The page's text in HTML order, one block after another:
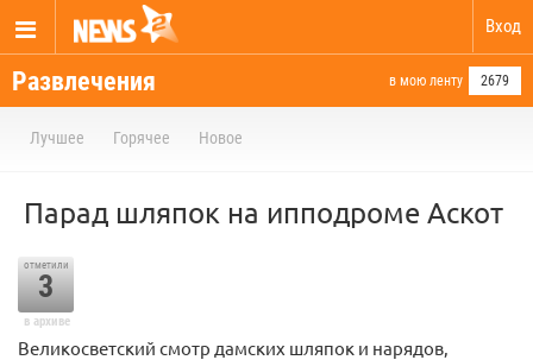
Вход
Развлечения в мою ленту 2679
Лучшее Горячее Новое
Парад шляпок на ипподроме Аскот
отметили
3
в архиве
Великосветский смотр дамских шляпок и нарядов,